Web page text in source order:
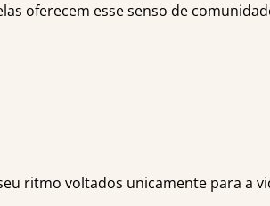
oferecem esse senso de
ritmo voltados unicamente para a